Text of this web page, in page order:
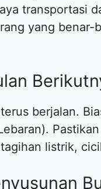
transportasi
yang benar-
berjalan.
listrik,